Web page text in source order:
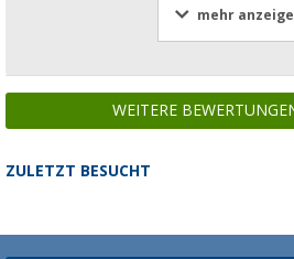
mehr
WEITERE
ZULETZT BESUCHT